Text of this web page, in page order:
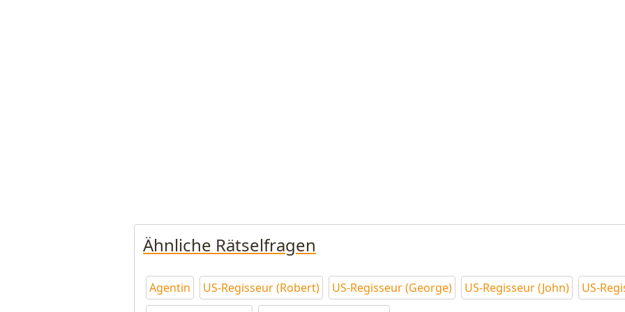
Ähnliche Rätselfragen
Agentin US-Regisseur (Robert) US-Regisseur (George) US-Regisseur (John)
US-